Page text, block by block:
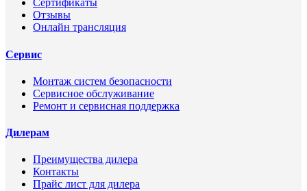
Сертификаты
Отзывы
Онлайн трансляция
Сервис
Монтаж систем безопасности
Сервисное обслуживание
Ремонт и сервисная поддержка
Дилерам
Преимущества дилера
Контакты
Прайс лист для дилера